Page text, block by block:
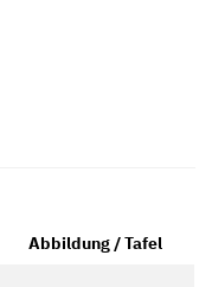
Abbildung / Tafel